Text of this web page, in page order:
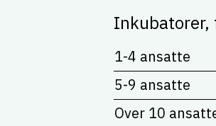
Inkubatorer,
1-4 ansatte
5-9 ansatte
Over 10